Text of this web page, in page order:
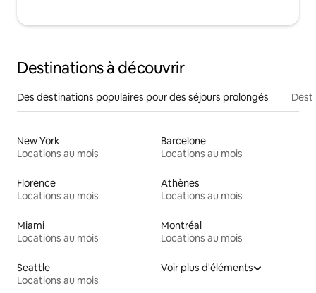
Destinations à découvrir
Des destinations populaires pour des séjours prolongés
New York
Locations au mois
Barcelone
Locations au mois
Florence
Locations au mois
Athènes
Locations au mois
Miami
Locations au mois
Montréal
Locations au mois
Seattle
Locations au mois
Voir plus d'éléments